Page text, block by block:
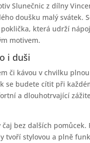
Slunečnic z dílny
doušku malý svátek.
která udrží
motivem.
i duši
či kávou v chvilku
se budete cítit při
a dlouhotrvající
bez dalších
tvoří stylovou a plně